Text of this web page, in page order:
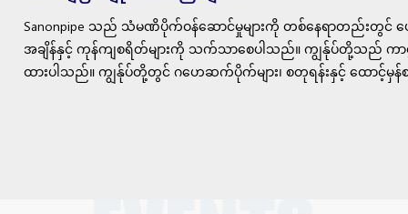
Sanonpipe သည် သံမဏိပိုက်ဝန်ဆောင်မှုများကို တစ်နေရာတည်းတွင် ပေ
အချိန်နှင့် ကုန်ကျစရိတ်များကို သက်သာစေပါသည်။ ကျွန်ုပ်တို့သည် ကာဗွ
ထားပါသည်။ ကျွန်ုပ်တို့တွင် ဂဟေဆက်ပိုက်များ၊ စတုရန်းနှင့် ထောင့်မှ